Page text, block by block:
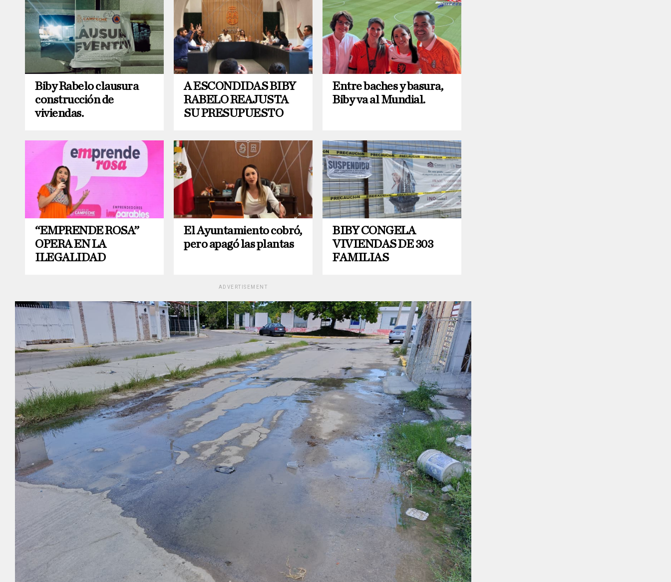
Biby Rabelo clausura
construcción de
viviendas.
A ESCONDIDAS BIBY
RABELO REAJUSTA
SU PRESUPUESTO
Entre baches y basura,
Biby va al Mundial.
“EMPRENDE ROSA”
OPERA EN LA
ILEGALIDAD
El Ayuntamiento cobró,
pero apagó las plantas
BIBY CONGELA
VIVIENDAS DE 303
FAMILIAS
ADVERTISEMENT